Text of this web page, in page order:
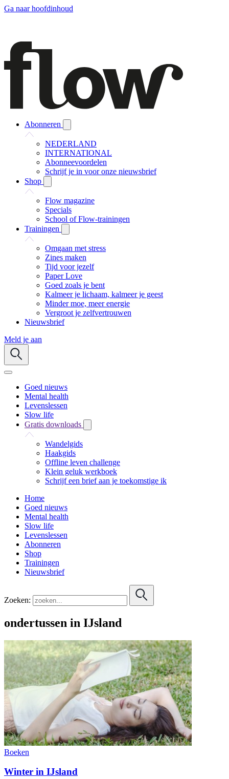
Ga naar hoofdinhoud
Abonneren
NEDERLAND
INTERNATIONAL
Abonneevoordelen
Schrijf je in voor onze nieuwsbrief
Shop
Flow magazine
Specials
School of Flow-trainingen
Trainingen
Omgaan met stress
Zines maken
Tijd voor jezelf
Paper Love
Goed zoals je bent
Kalmeer je lichaam, kalmeer je geest
Minder moe, meer energie
Vergroot je zelfvertrouwen
Nieuwsbrief
Meld je aan
Goed nieuws
Mental health
Levenslessen
Slow life
Gratis downloads
Wandelgids
Haakgids
Offline leven challenge
Klein geluk werkboek
Schrijf een brief aan je toekomstige ik
Home
Goed nieuws
Mental health
Slow life
Levenslessen
Abonneren
Shop
Trainingen
Nieuwsbrief
Zoeken:
ondertussen in IJsland
Boeken
Winter in IJsland